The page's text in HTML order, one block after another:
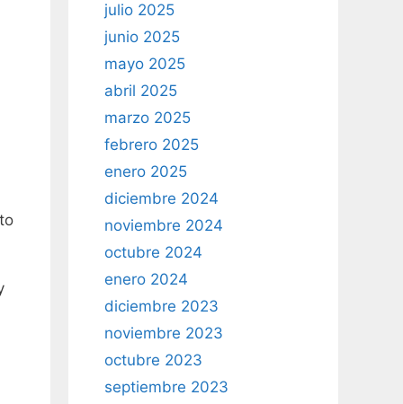
julio 2025
junio 2025
mayo 2025
abril 2025
marzo 2025
febrero 2025
enero 2025
diciembre 2024
noviembre 2024
octubre 2024
enero 2024
diciembre 2023
noviembre 2023
octubre 2023
septiembre 2023